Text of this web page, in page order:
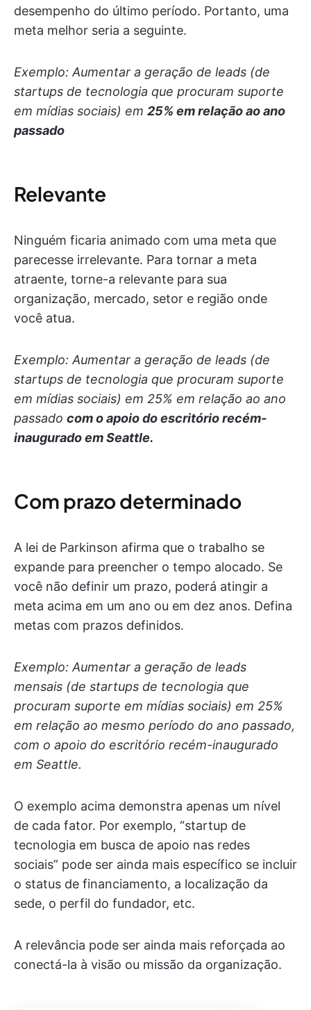
desempenho do último período. Portanto, uma
meta melhor seria a seguinte.
Exemplo: Aumentar a geração de leads (de
startups de tecnologia que procuram suporte
em mídias sociais) em 25% em relação ao ano
passado
Relevante
Ninguém ficaria animado com uma meta que
parecesse irrelevante. Para tornar a meta
atraente, torne-a relevante para sua
organização, mercado, setor e região onde
você atua.
Exemplo: Aumentar a geração de leads (de
startups de tecnologia que procuram suporte
em mídias sociais) em 25% em relação ao ano
passado com o apoio do escritório recém-
inaugurado em Seattle.
Com prazo determinado
A lei de Parkinson afirma que o trabalho se
expande para preencher o tempo alocado. Se
você não definir um prazo, poderá atingir a
meta acima em um ano ou em dez anos. Defina
metas com prazos definidos.
Exemplo: Aumentar a geração de leads
mensais (de startups de tecnologia que
procuram suporte em mídias sociais) em 25%
em relação ao mesmo período do ano passado,
com o apoio do escritório recém-inaugurado
em Seattle.
O exemplo acima demonstra apenas um nível
de cada fator. Por exemplo, “startup de
tecnologia em busca de apoio nas redes
sociais” pode ser ainda mais específico se incluir
o status de financiamento, a localização da
sede, o perfil do fundador, etc.
A relevância pode ser ainda mais reforçada ao
conectá-la à visão ou missão da organização.